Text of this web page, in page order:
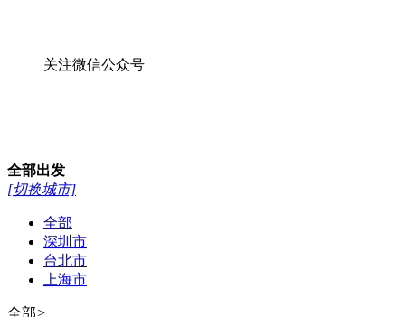
关注微信公众号
全部出发
[切换城市]
全部
深圳市
台北市
上海市
全部>